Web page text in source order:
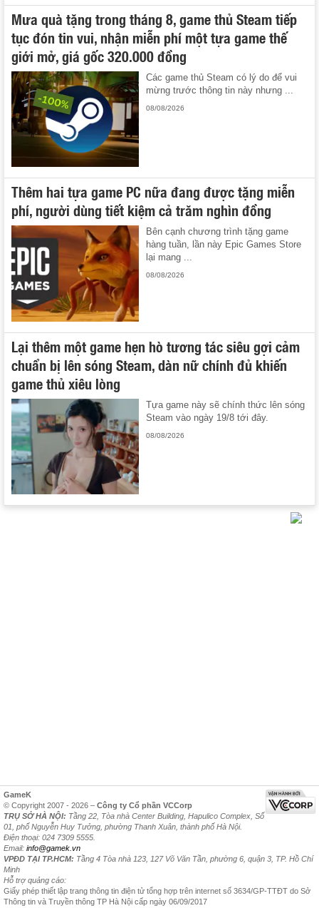
Mưa quà tặng trong tháng 8, game thủ Steam tiếp
tục đón tin vui, nhận miễn phí một tựa game thế
giới mở, giá gốc 320.000 đồng
Các game thủ Steam có lý do để vui
mừng trước thông tin này nhưng ...
08/08/2026
Thêm hai tựa game PC nữa đang được tặng miễn
phí, người dùng tiết kiệm cả trăm nghìn đồng
Bên cạnh chương trình tặng game
hàng tuần, lần này Epic Games Store
lại mang ...
08/08/2026
Lại thêm một game hẹn hò tương tác siêu gợi cảm
chuẩn bị lên sóng Steam, dàn nữ chính đủ khiến
game thủ xiêu lòng
Tựa game này sẽ chính thức lên sóng
Steam vào ngày 19/8 tới đây.
08/08/2026
GameK
© Copyright 2007 - 2026 – Công ty Cổ phần VCCorp
TRỤ SỞ HÀ NỘI: Tầng 22, Tòa nhà Center Building, Hapulico Complex, Số
01, phố Nguyễn Huy Tưởng, phường Thanh Xuân, thành phố Hà Nội.
Điện thoại: 024 7309 5555.
Email: info@gamek.vn
VPĐD TẠI TP.HCM: Tầng 4 Tòa nhà 123, 127 Võ Văn Tần, phường 6, quận 3, TP. Hồ Chí
Minh
Hỗ trợ quảng cáo:
Giấy phép thiết lập trang thông tin điện tử tổng hợp trên internet số 3634/GP-TTĐT do Sở
Thông tin và Truyền thông TP Hà Nội cấp ngày 06/09/2017